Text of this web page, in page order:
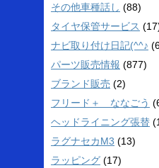
その他車種話し (88)
タイヤ保管サービス
ナビ取り付け日記(^^♪
パーツ販売情報 (877)
ブランド販売 (2)
フリード＋ ななごう
ヘッドライニング張替
ラグナセカM3 (13)
ラッピング (17)